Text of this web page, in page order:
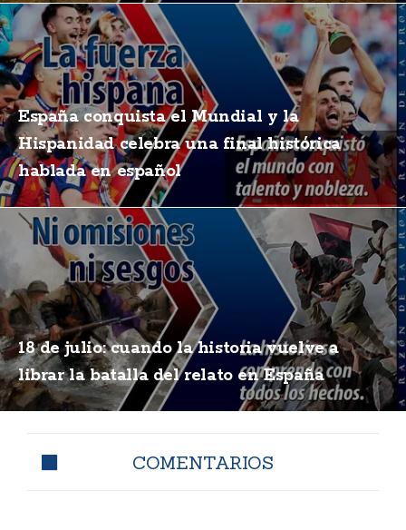
España conquista el Mundial y la
Hispanidad celebra una final histórica
hablada en español
18 de julio: cuando la historia vuelve a
librar la batalla del relato en España
COMENTARIOS